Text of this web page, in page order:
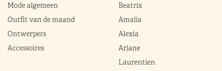
Mode algemeen
Outfit van de maand
Ontwerpers
Accessoires
Beatrix
Amalia
Alexia
Ariane
Laurentien